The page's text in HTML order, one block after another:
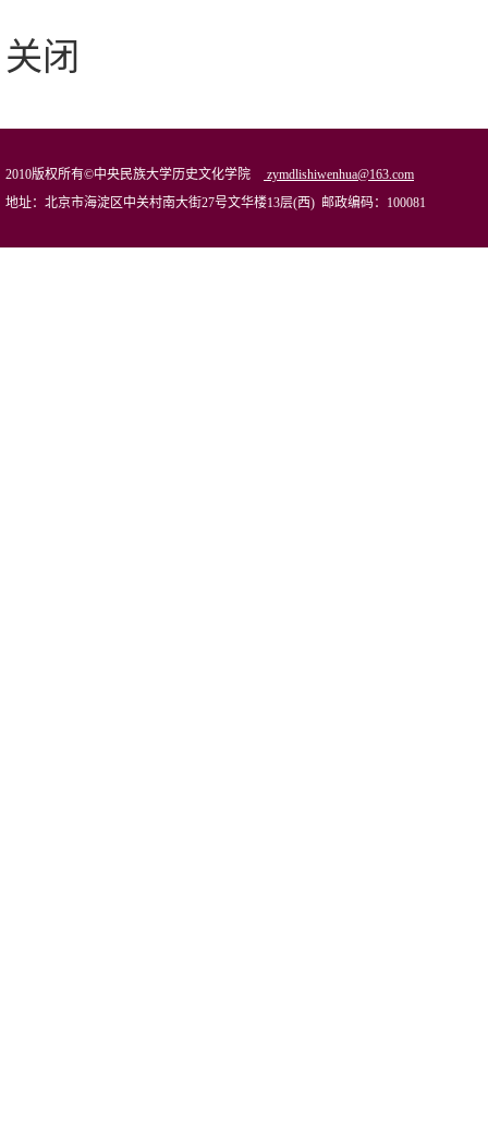
关闭
2010版权所有©中央民族大学历史文化学院
zymdlishiwenhua@163.com
地址：北京市海淀区中关村南大街27号文华楼13层(西) 邮政编码：100081